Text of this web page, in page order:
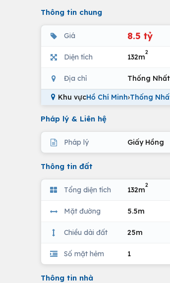
Thông tin chung
Giá 8.5 tỷ
Diện tích 132m
2
Địa chỉ Thống Nhất
Khu vựcHồ Chí Minh›Thống
Pháp lý & Liên hệ
Pháp lý Giấy Hồng
Thông tin đất
Tổng diện tích 132m
2
Mặt đường 5.5m
Chiều dài đất 25m
Số mặt hẻm 1
Thông tin nhà